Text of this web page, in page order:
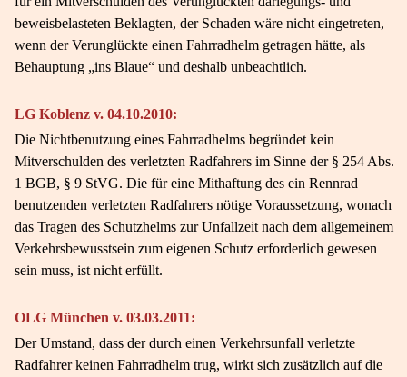
beweisbelasteten Beklagten, der Schaden wäre nicht eingetreten,
wenn der Verunglückte einen Fahrradhelm getragen hätte, als
Behauptung „ins Blaue“ und deshalb unbeachtlich.
LG Koblenz v. 04.10.2010:
Die Nichtbenutzung eines Fahrradhelms begründet kein
Mitverschulden des verletzten Radfahrers im Sinne der § 254 Abs.
1 BGB, § 9 StVG. Die für eine Mithaftung des ein Rennrad
benutzenden verletzten Radfahrers nötige Voraussetzung, wonach
das Tragen des Schutzhelms zur Unfallzeit nach dem allgemeinem
Verkehrsbewusstsein zum eigenen Schutz erforderlich gewesen
sein muss, ist nicht erfüllt.
OLG München v. 03.03.2011:
Der Umstand, dass der durch einen Verkehrsunfall verletzte
Radfahrer keinen Fahrradhelm trug, wirkt sich zusätzlich auf die